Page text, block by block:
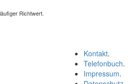
Richtwert.
Kontakt.
Telefonbuch.
Impressum.